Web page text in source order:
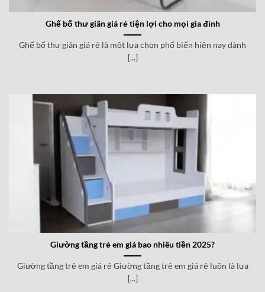
Ghế bố thư giãn giá rẻ tiện lợi cho mọi gia đình
Ghế bố thư giãn giá rẻ là một lựa chọn phổ biến hiện nay dành
[...]
Giường tầng trẻ em giá bao nhiêu tiền 2025?
Giường tầng trẻ em giá rẻ Giường tầng trẻ em giá rẻ luôn là lựa
[...]